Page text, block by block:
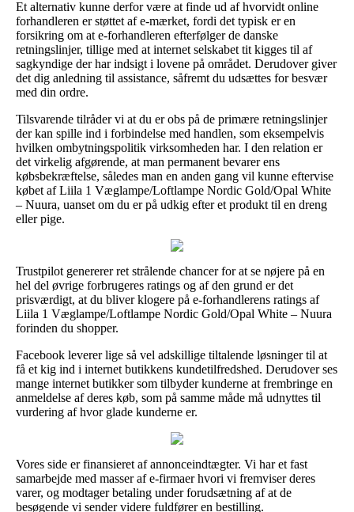
Et alternativ kunne derfor være at finde ud af hvorvidt online
forhandleren er støttet af e-mærket, fordi det typisk er en
forsikring om at e-forhandleren efterfølger de danske
retningslinjer, tillige med at internet selskabet tit kigges til af
sagkyndige der har indsigt i lovene på området. Derudover giver
det dig anledning til assistance, såfremt du udsættes for besvær
med din ordre.
Tilsvarende tilråder vi at du er obs på de primære retningslinjer
der kan spille ind i forbindelse med handlen, som eksempelvis
hvilken ombytningspolitik virksomheden har. I den relation er
det virkelig afgørende, at man permanent bevarer ens
købsbekræftelse, således man en anden gang vil kunne eftervise
købet af Liila 1 Væglampe/Loftlampe Nordic Gold/Opal White
– Nuura, uanset om du er på udkig efter et produkt til en dreng
eller pige.
Trustpilot genererer ret strålende chancer for at se nøjere på en
hel del øvrige forbrugeres ratings og af den grund er det
prisværdigt, at du bliver klogere på e-forhandlerens ratings af
Liila 1 Væglampe/Loftlampe Nordic Gold/Opal White – Nuura
forinden du shopper.
Facebook leverer lige så vel adskillige tiltalende løsninger til at
få et kig ind i internet butikkens kundetilfredshed. Derudover ses
mange internet butikker som tilbyder kunderne at frembringe en
anmeldelse af deres køb, som på samme måde må udnyttes til
vurdering af hvor glade kunderne er.
Vores side er finansieret af annonceindtægter. Vi har et fast
samarbejde med masser af e-firmaer hvori vi fremviser deres
varer, og modtager betaling under forudsætning af at de
besøgende vi sender videre fuldfører en bestilling.